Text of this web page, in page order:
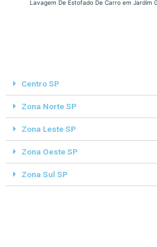
Lavagem De Estofado De Carro em Jardim
Centro SP
Zona Norte SP
Zona Leste SP
Zona Oeste SP
Zona Sul SP